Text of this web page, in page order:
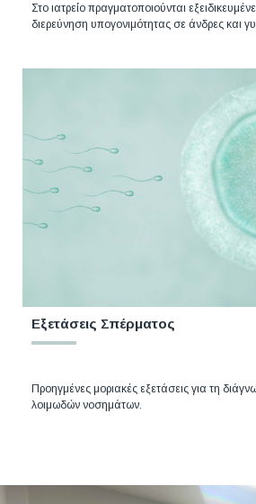
Στο ιατρείο πραγματοποιούνται
διερεύνηση υπογονιμότητας σε άνδρες και
Εξετάσεις Σπέρματος
Προηγμένες μοριακές εξετάσεις για τη
λοιμωδών νοσημάτων.